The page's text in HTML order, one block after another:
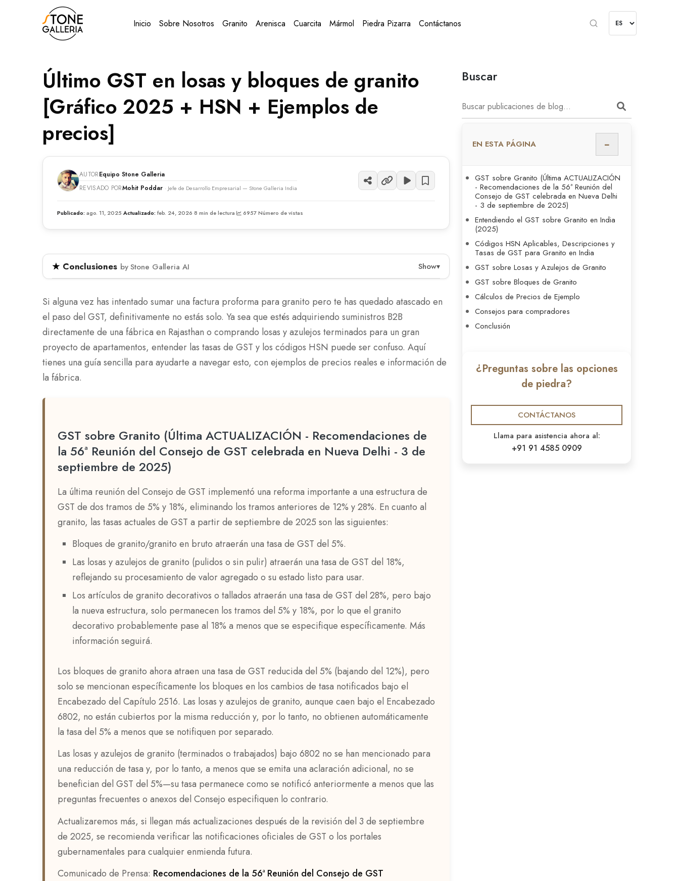
Inicio Sobre Nosotros Granito Arenisca Cuarcita Mármol Piedra Pizarra Contáctanos
Último GST en losas y bloques de granito
[Gráfico 2025 + HSN + Ejemplos de
precios]
AUTOREquipo Stone Galleria
REVISADO PORMohit Poddar · Jefe de Desarrollo Empresarial — Stone Galleria India
Publicado: ago. 11, 2025·Actualizado: feb. 24, 2026·8 min de lectura· 6957 Número de vistas
Conclusiones by Stone Galleria AI Show▾
septiembre de 2025, simplificando la estructura a dos losas: 5% para bloques de granito en bruto
y 18% para losas y azulejos terminados. Los artículos decorativos de granito pueden ahora caer
bajo la tasa del 18% a menos que se especifique lo contrario. Las empresas deben verificar las
notificaciones oficiales para cualquier enmienda futura.
Los bloques de granito ahora atraen una tasa de GST reducida del 5%, bajando del 12%.
Las losas y azulejos de granito terminados permanecen en una tasa de GST del 18% sin reducciones
Las tasas de GST actualizadas para productos de granito impactan en la fijación de precios y el
cumplimiento para las empresas en la industria.
Si alguna vez has intentado sumar una factura proforma para granito pero te has quedado atascado en
el paso del GST, definitivamente no estás solo. Ya sea que estés adquiriendo suministros B2B
directamente de una fábrica en Rajasthan o comprando losas y azulejos terminados para un gran
proyecto de apartamentos, entender las tasas de GST y los códigos HSN puede ser confuso. Aquí
tienes una guía sencilla para ayudarte a navegar esto, con ejemplos de precios reales e información de
la fábrica.
GST sobre Granito (Última ACTUALIZACIÓN - Recomendaciones de
la 56ª Reunión del Consejo de GST celebrada en Nueva Delhi - 3 de
septiembre de 2025)
La última reunión del Consejo de GST implementó una reforma importante a una estructura de
GST de dos tramos de 5% y 18%, eliminando los tramos anteriores de 12% y 28%. En cuanto al
granito, las tasas actuales de GST a partir de septiembre de 2025 son las siguientes:
Bloques de granito/granito en bruto atraerán una tasa de GST del 5%.
Las losas y azulejos de granito (pulidos o sin pulir) atraerán una tasa de GST del 18%,
reflejando su procesamiento de valor agregado o su estado listo para usar.
Los artículos de granito decorativos o tallados atraerán una tasa de GST del 28%, pero bajo
la nueva estructura, solo permanecen los tramos del 5% y 18%, por lo que el granito
decorativo probablemente pase al 18% a menos que se especifique específicamente. Más
información seguirá.
Los bloques de granito ahora atraen una tasa de GST reducida del 5% (bajando del 12%), pero
solo se mencionan específicamente los bloques en los cambios de tasa notificados bajo el
Encabezado del Capítulo 2516. Las losas y azulejos de granito, aunque caen bajo el Encabezado
6802, no están cubiertos por la misma reducción y, por lo tanto, no obtienen automáticamente
la tasa del 5% a menos que se notifiquen por separado.
Las losas y azulejos de granito (terminados o trabajados) bajo 6802 no se han mencionado para
una reducción de tasa y, por lo tanto, a menos que se emita una aclaración adicional, no se
benefician del GST del 5%—su tasa permanece como se notificó anteriormente a menos que las
preguntas frecuentes o anexos del Consejo especifiquen lo contrario.
Actualizaremos más, si llegan más actualizaciones después de la revisión del 3 de septiembre
de 2025, se recomienda verificar las notificaciones oficiales de GST o los portales
gubernamentales para cualquier enmienda futura.
Comunicado de Prensa: Recomendaciones de la 56ª Reunión del Consejo de GST
Buscar
EN ESTA PÁGINA −
GST sobre Granito (Última ACTUALIZACIÓN
- Recomendaciones de la 56ª Reunión del
Consejo de GST celebrada en Nueva Delhi
- 3 de septiembre de 2025)
Entendiendo el GST sobre Granito en India
(2025)
Códigos HSN Aplicables, Descripciones y
Tasas de GST para Granito en India
GST sobre Losas y Azulejos de Granito
GST sobre Bloques de Granito
Cálculos de Precios de Ejemplo
Consejos para compradores
Conclusión
¿Preguntas sobre las opciones
de piedra?
CONTÁCTANOS
Llama para asistencia ahora al:
+91 91 4585 0909